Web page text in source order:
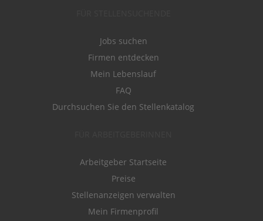
Jobs suchen
Firmen entdecken
Mein Lebenslauf
FAQ
Durchsuchen Sie den Stellenkatalog
Arbeitgeber Startseite
Preise
Stellenanzeigen verwalten
Mein Firmenprofil